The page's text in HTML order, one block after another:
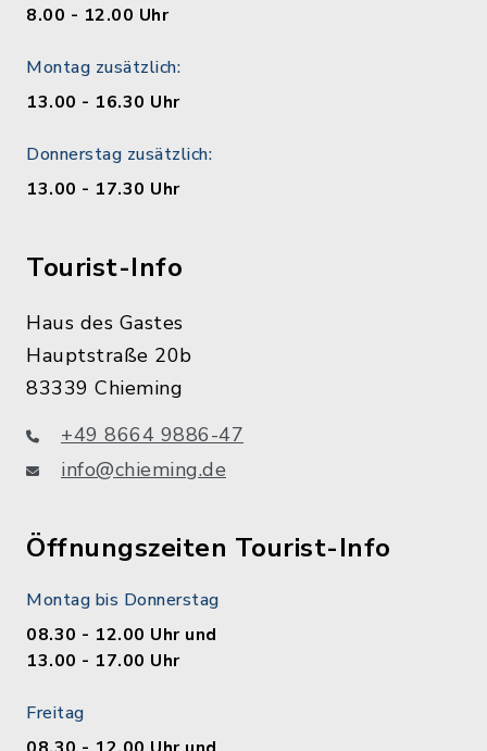
8.00 - 12.00 Uhr
Montag zusätzlich:
13.00 - 16.30 Uhr
Donnerstag zusätzlich:
13.00 - 17.30 Uhr
Tourist-Info
Haus des Gastes
Hauptstraße 20b
83339 Chieming
+49 8664 9886-47
info@chieming.de
Öffnungszeiten Tourist-Info
Montag bis Donnerstag
08.30 - 12.00 Uhr und
13.00 - 17.00 Uhr
Freitag